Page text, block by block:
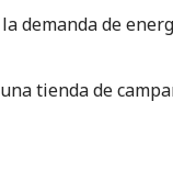
demanda de
tienda de